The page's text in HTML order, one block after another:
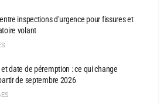
inspections d’urgence pour fissures et
volant
date de péremption : ce qui change
de septembre 2026